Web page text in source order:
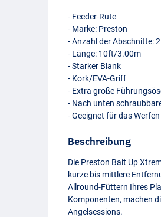
- Feeder-Rute
- Marke: Preston
- Anzahl der Abschnitte: 2
- Länge: 10ft/3.00m
- Starker Blank
- Kork/EVA-Griff
- Extra große
- Nach unten
- Geeignet für das
Beschreibung
Die Preston Bait Up
kurze bis mittlere
Allround-Füttern Ihres
Komponenten, machen
Angelsessions.